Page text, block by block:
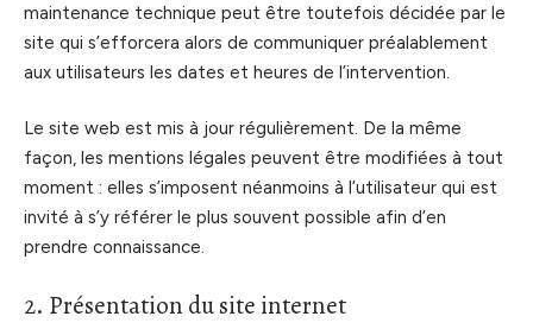
maintenance technique peut être toutefois décidée par le
site qui s’efforcera alors de communiquer préalablement
aux utilisateurs les dates et heures de l’intervention.
Le site web est mis à jour régulièrement. De la même
façon, les mentions légales peuvent être modifiées à tout
moment : elles s’imposent néanmoins à l’utilisateur qui est
invité à s’y référer le plus souvent possible afin d’en
prendre connaissance.
2. Présentation du site internet